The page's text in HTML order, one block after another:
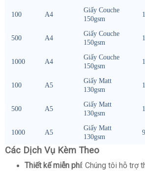
100 A4
Giấy Couche
150gsm
500 A4
Giấy Couche
150gsm
1000 A4
Giấy Couche
150gsm
100 A5
Giấy Matt
130gsm
500 A5
Giấy Matt
130gsm
1000 A5
Giấy Matt
130gsm
Các Dịch Vụ Kèm Theo
Thiết kế miễn phí: Chúng tôi hỗ trợ